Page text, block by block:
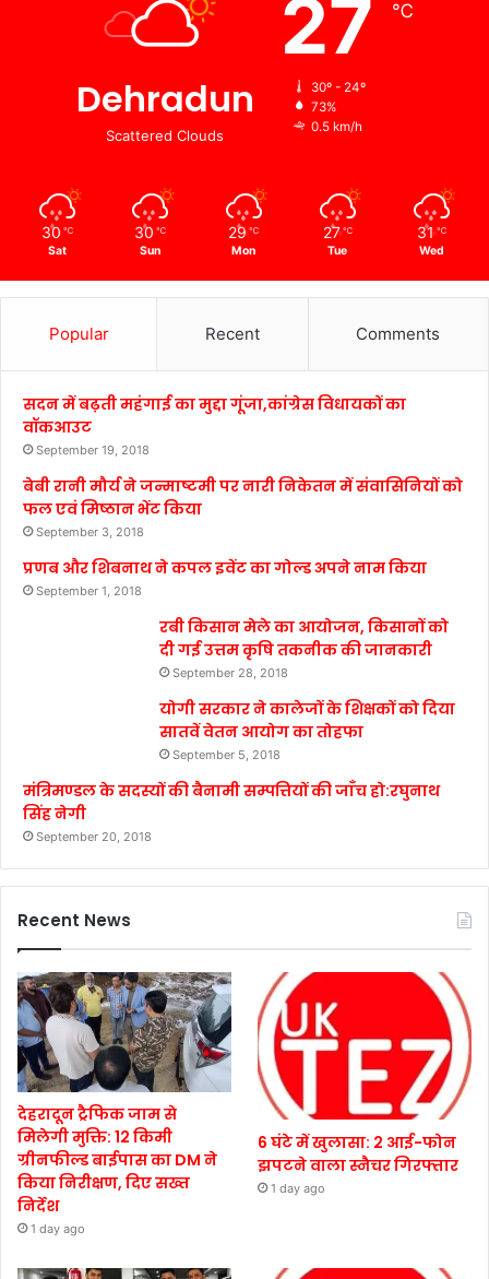
Dehradun
Scattered Clouds
27 ℃
30º - 24º
73%
0.5 km/h
30 ℃
Sat
30 ℃
Sun
29 ℃
Mon
27 ℃
Tue
31 ℃
Wed
Popular Recent Comments
सदन में बढ़ती महंगाई का मुद्दा गूंजा,कांग्रेस विधायकों का
वॉकआउट
September 19, 2018
बेबी रानी मौर्य ने जन्माष्टमी पर नारी निकेतन में संवासिनियों को
फल एवं मिष्ठान भेंट किया
September 3, 2018
प्रणब और शिबनाथ ने कपल इवेंट का गोल्ड अपने नाम किया
September 1, 2018
रबी किसान मेले का आयोजन, किसानों को
दी गई उत्तम कृषि तकनीक की जानकारी
September 28, 2018
योगी सरकार ने कालेजों के शिक्षकों को दिया
सातवें वेतन आयोग का तोहफा
September 5, 2018
मंत्रिमण्डल के सदस्यों की बैनामी सम्पत्तियों की जाँच हो:रघुनाथ
सिंह नेगी
September 20, 2018
Recent News
देहरादून ट्रैफिक जाम से
मिलेगी मुक्ति: 12 किमी
ग्रीनफील्ड बाईपास का DM ने
किया निरीक्षण, दिए सख्त
निर्देश
1 day ago
6 घंटे में खुलासा: 2 आई-फोन
झपटने वाला स्नैचर गिरफ्तार
1 day ago